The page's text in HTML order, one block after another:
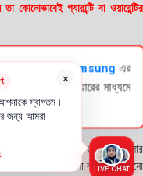
গ্যারান্টি বা ওয়ারেন্টির
Samsung এর
বিক্রি ও কুরিয়ারের মাধ্যমে
লাগিয়ে চেক করে নিবেন কালার
তুলবেন। পলি তোলা বা আঠা লাগানো
×
স্বাগতম।
জন্য আমরা
LIVE CHAT